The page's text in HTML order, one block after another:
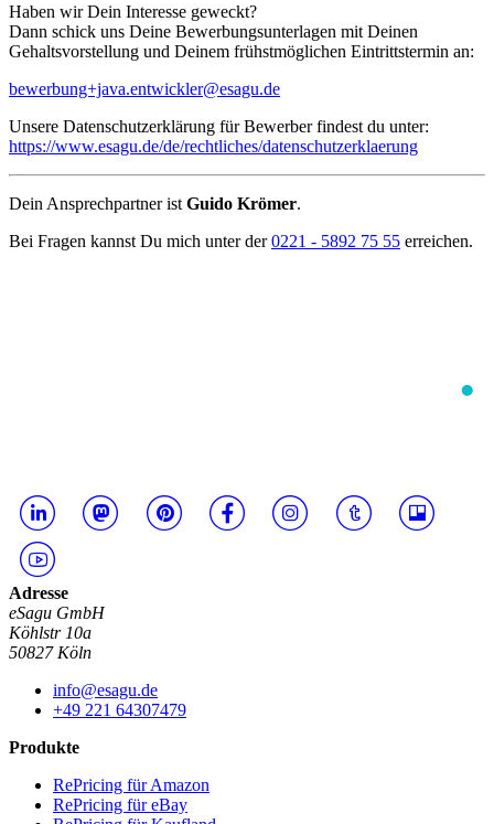
Haben wir Dein Interesse geweckt?
Dann schick uns Deine Bewerbungsunterlagen mit Deinen
Gehaltsvorstellung und Deinem frühstmöglichen Eintrittstermin an:
bewerbung+java.entwickler@esagu.de
Unsere Datenschutzerklärung für Bewerber findest du unter:
https://www.esagu.de/de/rechtliches/datenschutzerklaerung
Dein Ansprechpartner ist Guido Krömer.
Bei Fragen kannst Du mich unter der0221 - 5892 75 55 erreichen.
Adresse
eSagu GmbH
Köhlstr 10a
50827 Köln
info@esagu.de
+49 221 64307479
Produkte
RePricing für Amazon
RePricing für eBay